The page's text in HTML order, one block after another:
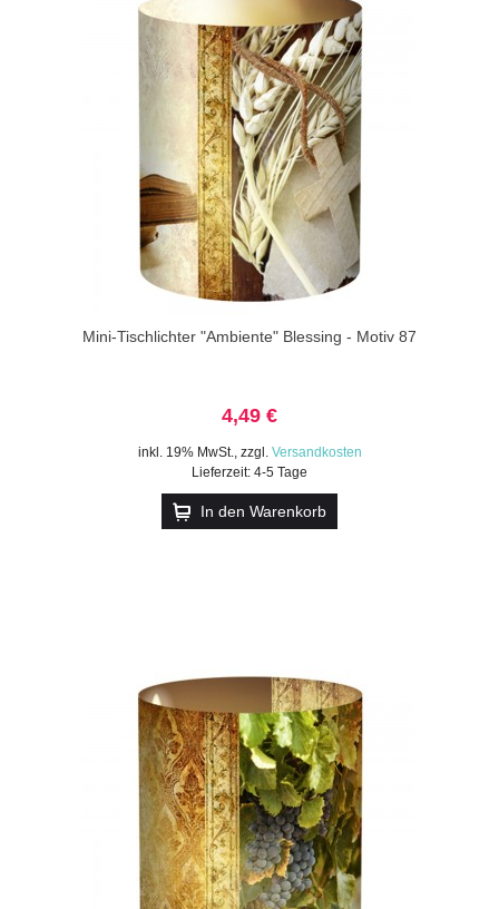
Mini-Tischlichter "Ambiente" Blessing - Motiv 87
4,49 €
inkl. 19% MwSt., zzgl. Versandkosten
Lieferzeit: 4-5 Tage
In den Warenkorb